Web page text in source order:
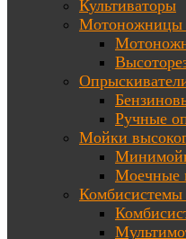
Культиваторы
Мотоножницы
Ручные
Мойки
Моечные